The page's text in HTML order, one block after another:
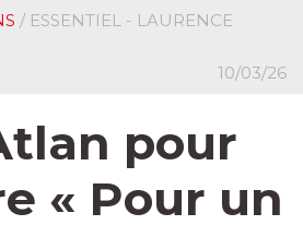
/ ESSENTIEL - LAURENCE
10/03/26
pour
« Pour un